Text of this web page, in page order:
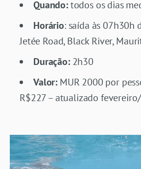
Quando:todos os dias
Horário: saída às 07h30h
Jetée Road, Black River,
Duração:2h30
Valor: MUR 2000 por
R$227 – atualizado